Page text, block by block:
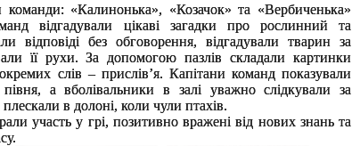
команди: «Калинонька», «Козачок» та «Вербиченька»
відгадували цікаві загадки про рослинний та
відповіді без обговорення, відгадували тварин за
її рухи. За допомогою пазлів складали картинки
слів – прислів’я. Капітани команд показували
а вболівальники в залі уважно слідкували за
в долоні, коли чули птахів.
участь у грі, позитивно вражені від нових знань та